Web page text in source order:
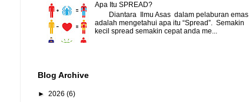
Apa Itu SPREAD?
Diantara Ilmu Asas dalam pelaburan emas
adalah mengetahui apa itu “Spread”. Semakin
kecil spread semakin cepat anda me...
Blog Archive
► 2026 (6)